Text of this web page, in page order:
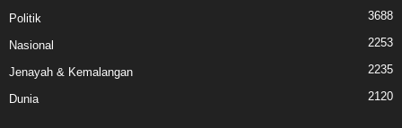
Politik 3688
Nasional 2253
Jenayah & Kemalangan 2235
Dunia 2120